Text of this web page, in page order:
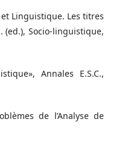
et Linguistique. Les titres
(ed.), Socio-linguistique,
Annales E.S.C.,
de l’Analyse de